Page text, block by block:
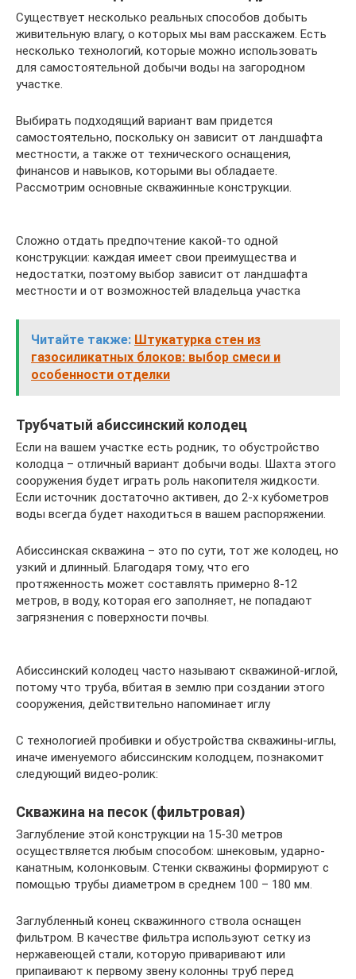
Существует несколько реальных способов добыть
живительную влагу, о которых мы вам расскажем. Есть
несколько технологий, которые можно использовать
для самостоятельной добычи воды на загородном
участке.
Выбирать подходящий вариант вам придется
самостоятельно, поскольку он зависит от ландшафта
местности, а также от технического оснащения,
финансов и навыков, которыми вы обладаете.
Рассмотрим основные скважинные конструкции.
Сложно отдать предпочтение какой-то одной
конструкции: каждая имеет свои преимущества и
недостатки, поэтому выбор зависит от ландшафта
местности и от возможностей владельца участка
Читайте также: Штукатурка стен из
газосиликатных блоков: выбор смеси и
особенности отделки
Трубчатый абиссинский колодец
Если на вашем участке есть родник, то обустройство
колодца – отличный вариант добычи воды. Шахта этого
сооружения будет играть роль накопителя жидкости.
Если источник достаточно активен, до 2-х кубометров
воды всегда будет находиться в вашем распоряжении.
Абиссинская скважина – это по сути, тот же колодец, но
узкий и длинный. Благодаря тому, что его
протяженность может составлять примерно 8-12
метров, в воду, которая его заполняет, не попадают
загрязнения с поверхности почвы.
Абиссинский колодец часто называют скважиной-иглой,
потому что труба, вбитая в землю при создании этого
сооружения, действительно напоминает иглу
С технологией пробивки и обустройства скважины-иглы,
иначе именуемого абиссинским колодцем, познакомит
следующий видео-ролик:
Скважина на песок (фильтровая)
Заглубление этой конструкции на 15-30 метров
осуществляется любым способом: шнековым, ударно-
канатным, колонковым. Стенки скважины формируют с
помощью трубы диаметром в среднем 100 – 180 мм.
Заглубленный конец скважинного ствола оснащен
фильтром. В качестве фильтра используют сетку из
нержавеющей стали, которую приваривают или
припаивают к первому звену колонны труб перед